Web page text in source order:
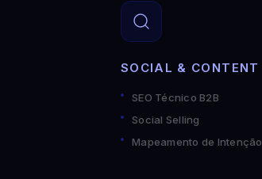
SOCIAL & CONTENT
SEO Técnico B2B
Social Selling
Mapeamento de Intenção